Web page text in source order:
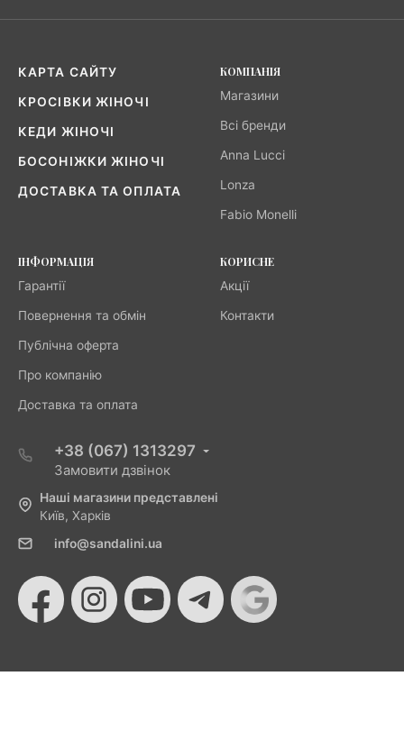
КАРТА САЙТУ
КРОСІВКИ ЖІНОЧІ
КЕДИ ЖІНОЧІ
БОСОНІЖКИ ЖІНОЧІ
ДОСТАВКА ТА ОПЛАТА
КОМПАНІЯ
Магазини
Всі бренди
Anna Lucci
Lonza
Fabio Monelli
ІНФОРМАЦІЯ
Гарантії
Повернення та обмін
Публічна оферта
Про компанію
Доставка та оплата
КОРИСНЕ
Акції
Контакти
+38 (067) 1313297
Замовити дзвінок
Наші магазини представлені
Київ, Харків
info@sandalini.ua